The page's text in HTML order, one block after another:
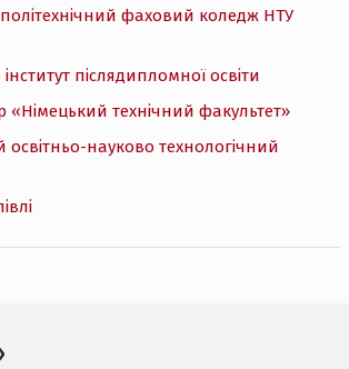
фаховий коледж НТУ
післядипломної освіти
«Німецький технічний факультет»
науково технологічний